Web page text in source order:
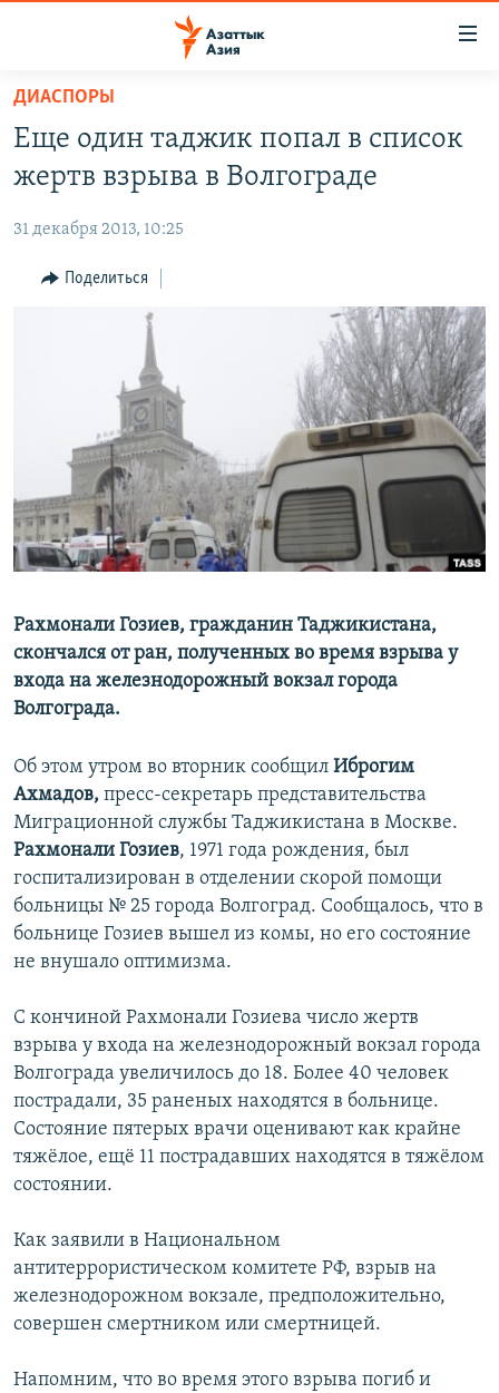
Вернуться
основному
содержанию
Вернутся
навигации
УЗБЕКИСТАН
ТАДЖИКИСТАН
НОВОСТИ
ВОЙНА В УКРАИНЕ
НА ДРУГИХ ЯЗЫКАХ
ҚАЗАҚША
TÜRKMENÇE
Все сайты РСЕ/РС
ДИАСПОРЫ
Еще один таджик попал в список
жертв взрыва в Волгограде
31 декабря 2013, 10:25
Поделиться
Рахмонали Гозиев, гражданин Таджикистана,
скончался от ран, полученных во время взрыва у
входа на железнодорожный вокзал города
Волгограда.
Об этом утром во вторник сообщил Иброгим
Ахмадов, пресс-секретарь представительства
Миграционной службы Таджикистана в Москве.
Рахмонали Гозиев, 1971 года рождения, был
госпитализирован в отделении скорой помощи
больницы № 25 города Волгоград. Сообщалось, что в
больнице Гозиев вышел из комы, но его состояние
не внушало оптимизма.
С кончиной Рахмонали Гозиева число жертв
взрыва у входа на железнодорожный вокзал города
Волгограда увеличилось до 18. Более 40 человек
пострадали, 35 раненых находятся в больнице.
Состояние пятерых врачи оценивают как крайне
тяжёлое, ещё 11 пострадавших находятся в тяжёлом
состоянии.
Как заявили в Национальном
антитеррористическом комитете РФ, взрыв на
железнодорожном вокзале, предположительно,
совершен смертником или смертницей.
Напомним, что во время этого взрыва погиб и